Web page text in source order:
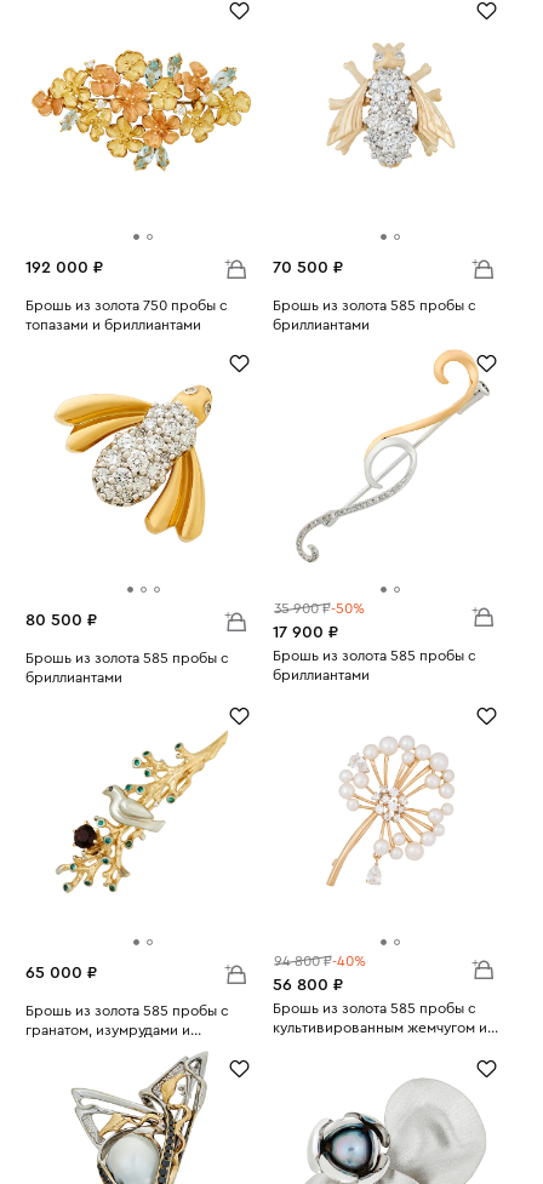
192 000 ₽
Брошь из золота 750 пробы с
топазами и бриллиантами
70 500 ₽
Брошь из золота 585 пробы с
бриллиантами
80 500 ₽
Брошь из золота 585 пробы с
бриллиантами
35 900 ₽-50%
17 900 ₽
Брошь из золота 585 пробы с
бриллиантами
65 000 ₽
Брошь из золота 585 пробы с
гранатом, изумрудами и
5.95
94 800 ₽-40%
56 800 ₽
Брошь из золота 585 пробы с
культивированным жемчугом и